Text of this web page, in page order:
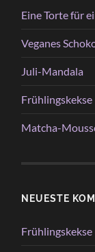
Eine Torte für
Veganes
Juli-Mandala
Frühlingskekse
Matcha-
NEUESTE
Frühlingskekse